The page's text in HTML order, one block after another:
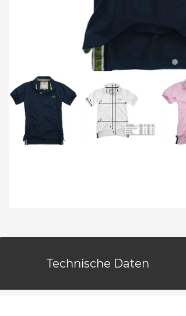
Technische Daten